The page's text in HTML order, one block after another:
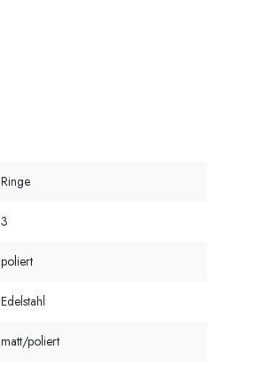
Ringe
3
poliert
Edelstahl
matt/poliert